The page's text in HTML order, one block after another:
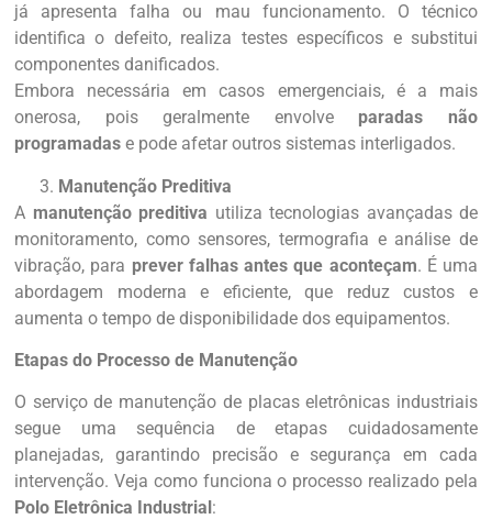
já apresenta falha ou mau funcionamento. O técnico
identifica o defeito, realiza testes específicos e substitui
componentes danificados.
Embora necessária em casos emergenciais, é a mais
onerosa, pois geralmente envolve paradas não
programadas e pode afetar outros sistemas interligados.
Manutenção Preditiva
A manutenção preditiva utiliza tecnologias avançadas de
monitoramento, como sensores, termografia e análise de
vibração, para prever falhas antes que aconteçam. É uma
abordagem moderna e eficiente, que reduz custos e
aumenta o tempo de disponibilidade dos equipamentos.
Etapas do Processo de Manutenção
O serviço de manutenção de placas eletrônicas industriais
segue uma sequência de etapas cuidadosamente
planejadas, garantindo precisão e segurança em cada
intervenção. Veja como funciona o processo realizado pela
Polo Eletrônica Industrial :